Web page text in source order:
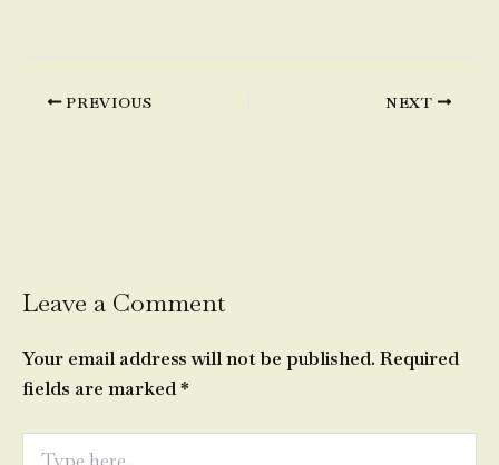
PREVIOUS NEXT
Leave a Comment
Your email address will not be published. Required
fields are marked*